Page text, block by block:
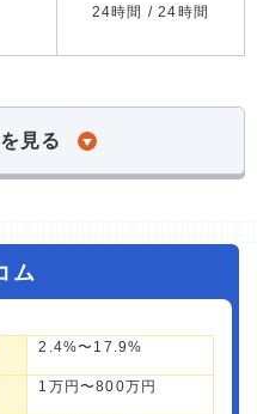
24時間 / 24時間
見る
ム
2.4%〜17.9%
1万円〜800万円